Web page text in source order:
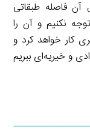
فاصله‌ طبقاتی
نکنیم و آن را
کار خواهد کرد و
و خیریه‌ای ببریم